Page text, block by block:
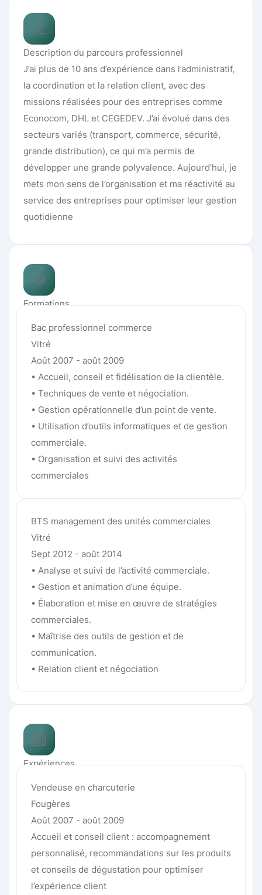
Description du parcours professionnel
J’ai plus de 10 ans d’expérience dans l’administratif,
la coordination et la relation client, avec des
missions réalisées pour des entreprises comme
Econocom, DHL et CEGEDEV. J’ai évolué dans des
secteurs variés (transport, commerce, sécurité,
grande distribution), ce qui m’a permis de
développer une grande polyvalence. Aujourd’hui, je
mets mon sens de l’organisation et ma réactivité au
service des entreprises pour optimiser leur gestion
quotidienne
Formations
Bac professionnel commerce
Vitré
Août 2007 - août 2009
• Accueil, conseil et fidélisation de la clientèle.
• Techniques de vente et négociation.
• Gestion opérationnelle d’un point de vente.
• Utilisation d’outils informatiques et de gestion
commerciale.
• Organisation et suivi des activités
commerciales
BTS management des unités commerciales
Vitré
Sept 2012 - août 2014
• Analyse et suivi de l’activité commerciale.
• Gestion et animation d’une équipe.
• Élaboration et mise en œuvre de stratégies
commerciales.
• Maîtrise des outils de gestion et de
communication.
• Relation client et négociation
Expériences
Vendeuse en charcuterie
Fougères
Août 2007 - août 2009
Accueil et conseil client : accompagnement
personnalisé, recommandations sur les produits
et conseils de dégustation pour optimiser
l’expérience client